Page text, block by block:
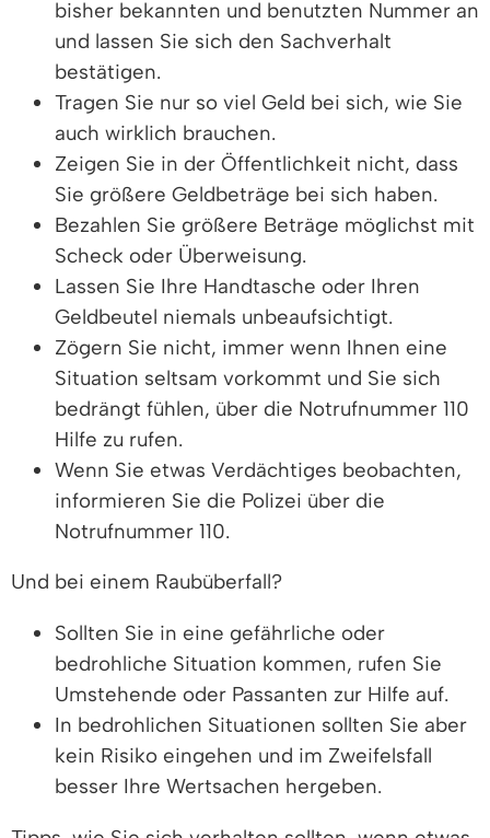
bisher bekannten und benutzten Nummer an
und lassen Sie sich den Sachverhalt
bestätigen.
Tragen Sie nur so viel Geld bei sich, wie Sie
auch wirklich brauchen.
Zeigen Sie in der Öffentlichkeit nicht, dass
Sie größere Geldbeträge bei sich haben.
Bezahlen Sie größere Beträge möglichst mit
Scheck oder Überweisung.
Lassen Sie Ihre Handtasche oder Ihren
Geldbeutel niemals unbeaufsichtigt.
Zögern Sie nicht, immer wenn Ihnen eine
Situation seltsam vorkommt und Sie sich
bedrängt fühlen, über die Notrufnummer 110
Hilfe zu rufen.
Wenn Sie etwas Verdächtiges beobachten,
informieren Sie die Polizei über die
Notrufnummer 110.
Und bei einem Raubüberfall?
Sollten Sie in eine gefährliche oder
bedrohliche Situation kommen, rufen Sie
Umstehende oder Passanten zur Hilfe auf.
In bedrohlichen Situationen sollten Sie aber
kein Risiko eingehen und im Zweifelsfall
besser Ihre Wertsachen hergeben.